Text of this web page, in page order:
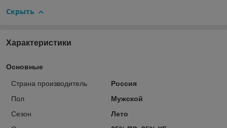
Скрыть
Характеристики
Основные
Страна производитель
Россия
Пол
Мужской
Сезон
Лето